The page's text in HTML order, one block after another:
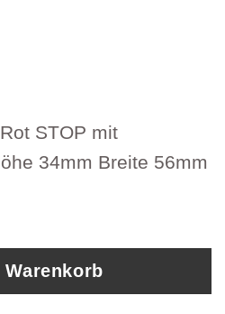
STOP mit
34mm Breite 56mm
Warenkorb